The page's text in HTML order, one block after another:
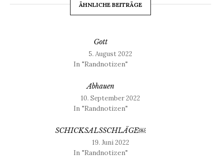
ÄHNLICHE BEITRÄGE
Gott
5. August 2022
In "Randnotizen"
Abhauen
10. September 2022
In "Randnotizen"
SCHICKSALSSCHLÄGE￼
19. Juni 2022
In "Randnotizen"